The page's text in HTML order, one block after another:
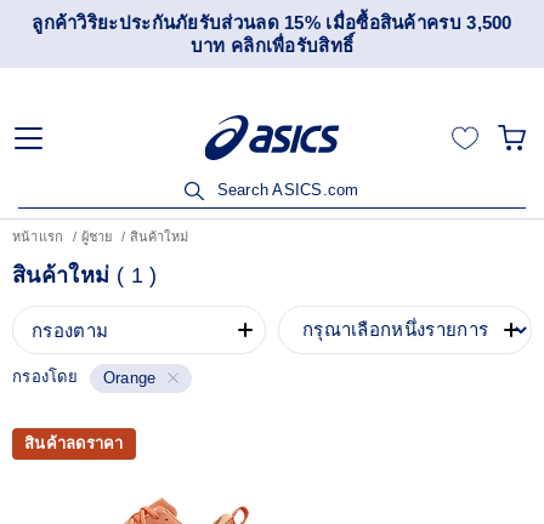
ลูกค้าวิริยะประกันภัยรับส่วนลด 15% เมื่อซื้อสินค้าครบ 3,500
บาท คลิกเพื่อรับสิทธิ์
Search ASICS.com
หน้าแรก ผู้ชาย สินค้าใหม่
สินค้าใหม่ ( 1)
กรองตาม
กรองโดย Orange
สินค้าลดราคา